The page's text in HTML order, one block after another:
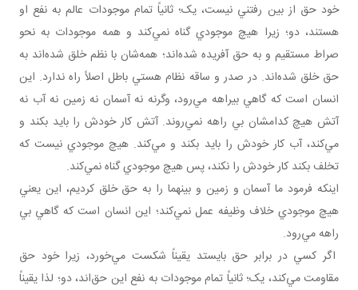
خود حق از بين رفتني نيست، يک؛ ثانياً تمام موجودات عالم به نفع او
هستند، دو؛ زيرا هيچ موجودي گناه نمي‌کند و همه موجودات به نحو
صراط مستقيم و به حق آفريده شده‌اند؛ همه‌شان با نظم خلق شده‌اند به
حق خلق شده‌اند. در صدر و ساقه نظام هستي باطل اصلاً راه ندارد. اين
انسان است که گاهي بيراهه مي‌رود، وگرنه نه آسمان نه زمين نه آب نه
آتش هيچ کدامشان بي راهه نمي‌روند. آتش کار خودش را بايد بکند و
مي‌کند، آب کار خودش را بايد بکند و مي‌کند. هيچ موجودي نيست که
تخلف بکند کار خودش را نکند، پس هيچ موجودي گناه نمي‌کند.
اينکه فرمود ما آسمان و زمين و بينهما را به حق خلق کرديم، اين يعني
هيچ موجودي خلاف وظيفه عمل نمي‌کند؛ اين انسان است که گاهي بي
راهه مي‌رود.
اگر کسي در برابر حق بايستد يقيناً شکست مي‌خورد، زيرا خود حق
مقاومت مي‌کند، يک؛ ثانياً تمام موجودات به نفع اين حق‌اند، دو؛ لذا يقيناً